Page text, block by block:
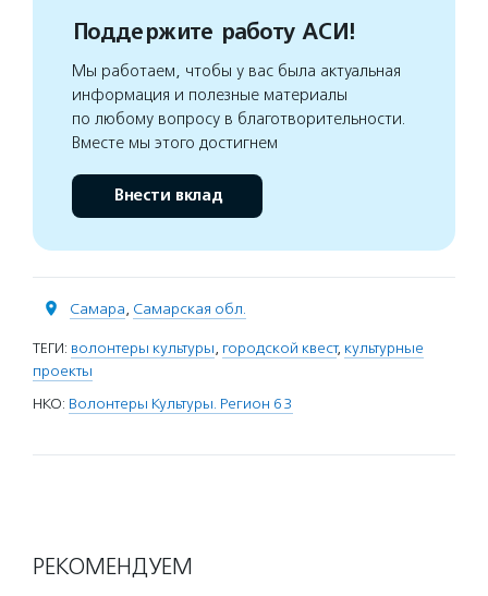
Поддержите работу АСИ!
Мы работаем, чтобы у вас была актуальная
информация и полезные материалы
по любому вопросу в благотворительности.
Вместе мы этого достигнем
Внести вклад
Самара, Самарская обл.
ТЕГИ: волонтеры культуры, городской квест, культурные
проекты
НКО: Волонтеры Культуры. Регион 63
РЕКОМЕНДУЕМ